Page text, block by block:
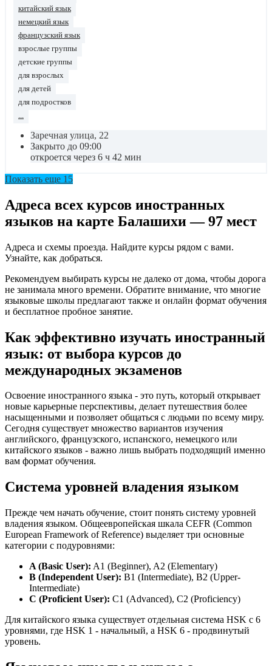
китайский язык
немецкий язык
французский язык
взрослые группы
детские группы
для взрослых
для детей
для подростков
...
Заречная улица, 22
Закрыто до 09:00
откроется через 6 ч 42 мин
Показать еще 15
Адреса всех курсов иностранных
языков на карте Балашихи — 97 мест
Адреса и схемы проезда. Найдите курсы рядом с вами.
Узнайте, как добраться.
Рекомендуем выбирать курсы не далеко от дома, чтобы дорога
не занимала много времени. Обратите внимание, что многие
языковые школы предлагают также и онлайн формат обучения
и бесплатное пробное занятие.
Как эффективно изучать иностранный
язык: от выбора курсов до
международных экзаменов
Освоение иностранного языка - это путь, который открывает
новые карьерные перспективы, делает путешествия более
насыщенными и позволяет общаться с людьми по всему миру.
Сегодня существует множество вариантов изучения
английского, французского, испанского, немецкого или
китайского языков - важно лишь выбрать подходящий именно
вам формат обучения.
Система уровней владения языком
Прежде чем начать обучение, стоит понять систему уровней
владения языком. Общеевропейская шкала CEFR (Common
European Framework of Reference) выделяет три основные
категории с подуровнями:
A (Basic User): A1 (Beginner), A2 (Elementary)
B (Independent User): B1 (Intermediate), B2 (Upper-
Intermediate)
C (Proficient User): C1 (Advanced), C2 (Proficiency)
Для китайского языка существует отдельная система HSK с 6
уровнями, где HSK 1 - начальный, а HSK 6 - продвинутый
уровень.